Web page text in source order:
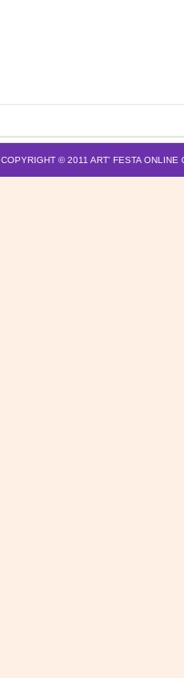
COPYRIGHT © 2011 ART' FESTA ONLINE